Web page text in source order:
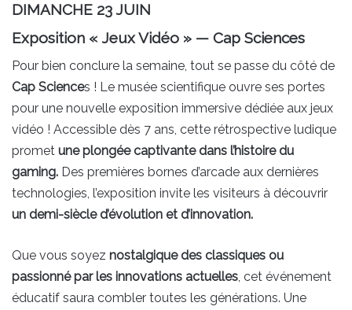
DIMANCHE 23 JUIN
Exposition « Jeux Vidéo » — Cap Sciences
Pour bien conclure la semaine, tout se passe du côté de
Cap Sciences ! Le musée scientifique ouvre ses portes
pour une nouvelle exposition immersive dédiée aux jeux
vidéo ! Accessible dès 7 ans, cette rétrospective ludique
promet une plongée captivante dans l’histoire du
gaming. Des premières bornes d’arcade aux dernières
technologies, l’exposition invite les visiteurs à découvrir
un demi-siècle d’évolution et d’innovation.
Que vous soyez nostalgique des classiques ou
passionné par les innovations actuelles, cet événement
éducatif saura combler toutes les générations. Une